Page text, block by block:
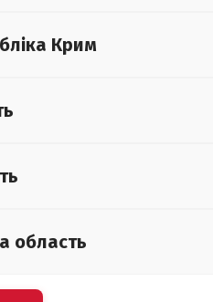
Крим
область